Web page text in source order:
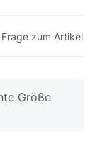
Frage zum Artikel
Größe